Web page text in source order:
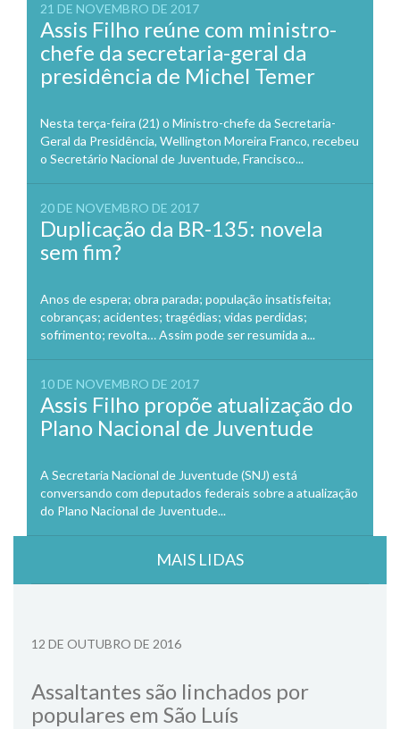
21 DE NOVEMBRO DE 2017
Assis Filho reúne com ministro-
chefe da secretaria-geral da
presidência de Michel Temer
Nesta terça-feira (21) o Ministro-chefe da Secretaria-
Geral da Presidência, Wellington Moreira Franco, recebeu
o Secretário Nacional de Juventude, Francisco...
20 DE NOVEMBRO DE 2017
Duplicação da BR-135: novela
sem fim?
Anos de espera; obra parada; população insatisfeita;
cobranças; acidentes; tragédias; vidas perdidas;
sofrimento; revolta… Assim pode ser resumida a...
10 DE NOVEMBRO DE 2017
Assis Filho propõe atualização do
Plano Nacional de Juventude
A Secretaria Nacional de Juventude (SNJ) está
conversando com deputados federais sobre a atualização
do Plano Nacional de Juventude...
MAIS LIDAS
12 DE OUTUBRO DE 2016
Assaltantes são linchados por
populares em São Luís